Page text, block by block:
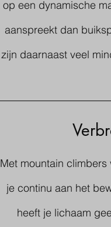
op een dynamische
aanspreekt dan
zijn daarnaast veel
Met mountain
je continu aan het
heeft je lichaam